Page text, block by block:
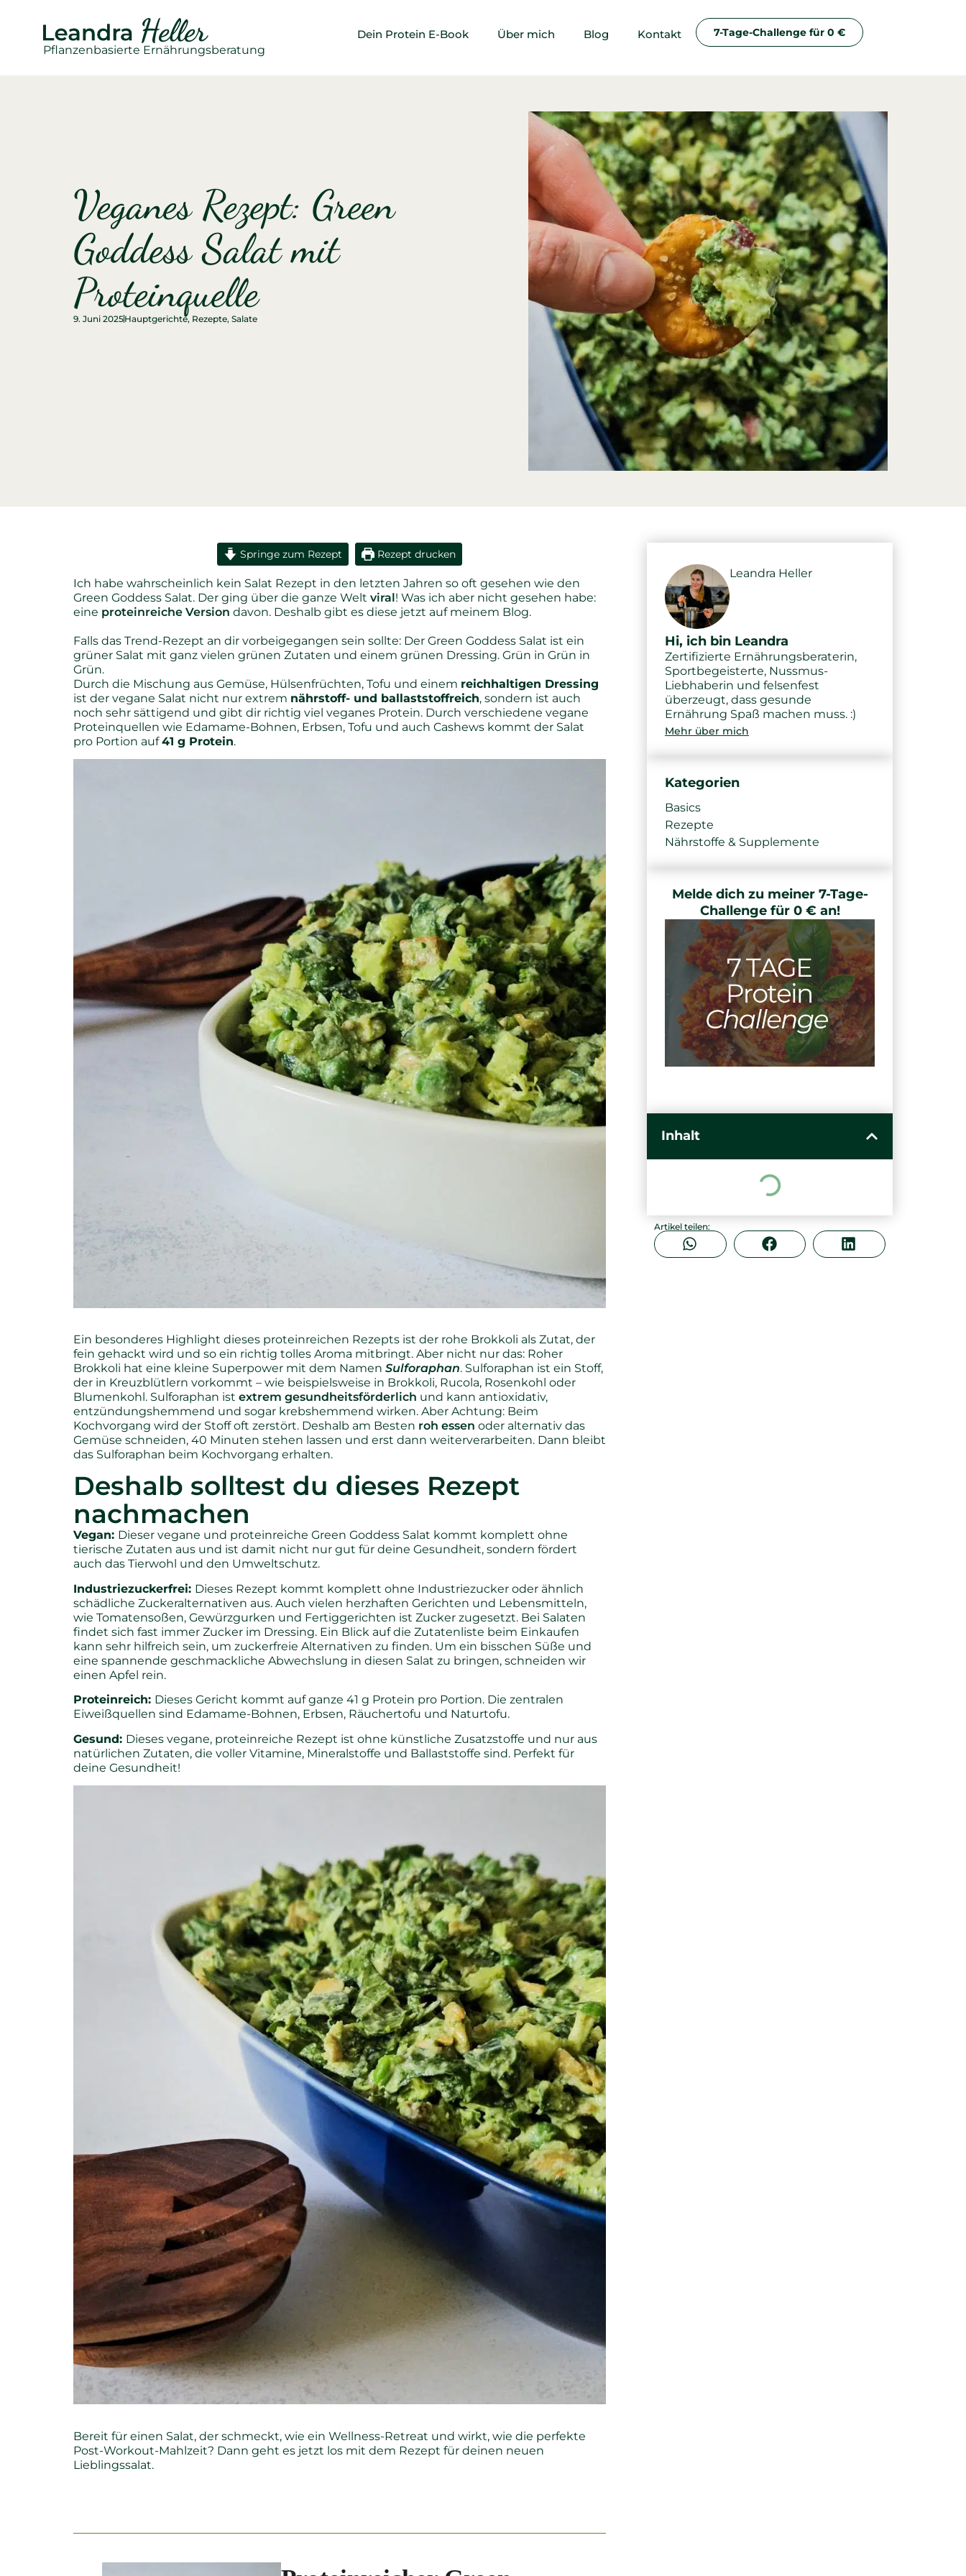
Pflanzenbasierte Ernährungsberatung
Dein Protein E-Book Über mich Blog Kontakt 7-Tage-Challenge für 0 €
Veganes Rezept: Green
Goddess Salat mit
Proteinquelle
9. Juni 2025Hauptgerichte, Rezepte, Salate
Leandra Heller
Hi, ich bin Leandra
Zertifizierte Ernährungsberaterin,
Sportbegeisterte, Nussmus-
Liebhaberin und felsenfest
überzeugt, dass gesunde
Ernährung Spaß machen muss. :)
Mehr über mich
Kategorien
Basics
Rezepte
Nährstoffe & Supplemente
Melde dich zu meiner 7-Tage-
Challenge für 0 € an!
Inhalt
Artikel teilen:
Springe zum Rezept Rezept drucken
Ich habe wahrscheinlich kein Salat Rezept in den letzten Jahren so oft gesehen wie den
Green Goddess Salat. Der ging über die ganze Welt viral! Was ich aber nicht gesehen habe:
eine proteinreiche Version davon. Deshalb gibt es diese jetzt auf meinem Blog.
Falls das Trend-Rezept an dir vorbeigegangen sein sollte: Der Green Goddess Salat ist ein
grüner Salat mit ganz vielen grünen Zutaten und einem grünen Dressing. Grün in Grün in
Grün.
Durch die Mischung aus Gemüse, Hülsenfrüchten, Tofu und einem reichhaltigen Dressing
ist der vegane Salat nicht nur extrem nährstoff- und ballaststoffreich, sondern ist auch
noch sehr sättigend und gibt dir richtig viel veganes Protein. Durch verschiedene vegane
Proteinquellen wie Edamame-Bohnen, Erbsen, Tofu und auch Cashews kommt der Salat
pro Portion auf41 g Protein.
Ein besonderes Highlight dieses proteinreichen Rezepts ist der rohe Brokkoli als Zutat, der
fein gehackt wird und so ein richtig tolles Aroma mitbringt. Aber nicht nur das: Roher
Brokkoli hat eine kleine Superpower mit dem Namen Sulforaphan. Sulforaphan ist ein Stoff,
der in Kreuzblütlern vorkommt – wie beispielsweise in Brokkoli, Rucola, Rosenkohl oder
Blumenkohl. Sulforaphan ist extrem gesundheitsförderlich und kann antioxidativ,
entzündungshemmend und sogar krebshemmend wirken. Aber Achtung: Beim
Kochvorgang wird der Stoff oft zerstört. Deshalb am Besten roh essen oder alternativ das
Gemüse schneiden, 40 Minuten stehen lassen und erst dann weiterverarbeiten. Dann bleibt
das Sulforaphan beim Kochvorgang erhalten.
Deshalb solltest du dieses Rezept
nachmachen
Vegan: Dieser vegane und proteinreiche Green Goddess Salat kommt komplett ohne
tierische Zutaten aus und ist damit nicht nur gut für deine Gesundheit, sondern fördert
auch das Tierwohl und den Umweltschutz.
Industriezuckerfrei: Dieses Rezept kommt komplett ohne Industriezucker oder ähnlich
schädliche Zuckeralternativen aus. Auch vielen herzhaften Gerichten und Lebensmitteln,
wie Tomatensoßen, Gewürzgurken und Fertiggerichten ist Zucker zugesetzt. Bei Salaten
findet sich fast immer Zucker im Dressing. Ein Blick auf die Zutatenliste beim Einkaufen
kann sehr hilfreich sein, um zuckerfreie Alternativen zu finden. Um ein bisschen Süße und
eine spannende geschmackliche Abwechslung in diesen Salat zu bringen, schneiden wir
einen Apfel rein.
Proteinreich: Dieses Gericht kommt auf ganze 41 g Protein pro Portion. Die zentralen
Eiweißquellen sind Edamame-Bohnen, Erbsen, Räuchertofu und Naturtofu.
Gesund: Dieses vegane, proteinreiche Rezept ist ohne künstliche Zusatzstoffe und nur aus
natürlichen Zutaten, die voller Vitamine, Mineralstoffe und Ballaststoffe sind. Perfekt für
deine Gesundheit!
Bereit für einen Salat, der schmeckt, wie ein Wellness-Retreat und wirkt, wie die perfekte
Post-Workout-Mahlzeit? Dann geht es jetzt los mit dem Rezept für deinen neuen
Lieblingssalat.